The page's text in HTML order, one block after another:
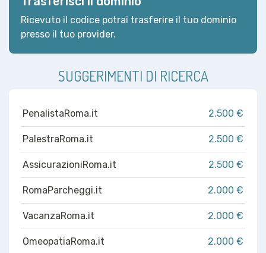
Ricevuto il codice potrai trasferire il tuo dominio
presso il tuo provider.
SUGGERIMENTI DI RICERCA
PenalistaRoma.it 2.500 €
PalestraRoma.it 2.500 €
AssicurazioniRoma.it 2.500 €
RomaParcheggi.it 2.000 €
VacanzaRoma.it 2.000 €
OmeopatiaRoma.it 2.000 €